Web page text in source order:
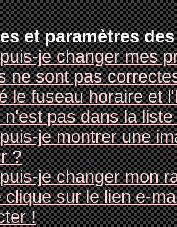
et paramètres
je changer mes
ne sont pas
le fuseau horaire et
n'est pas dans la liste
je montrer une
?
je changer mon
clique sur le lien e-
!